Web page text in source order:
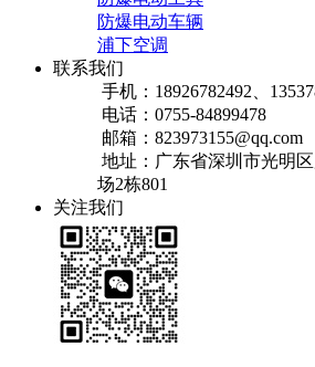
防爆电动车辆
浦下空调
联系我们
手机：18926782492、
电话：0755-84899478
邮箱：823973155@qq.com
地址：广东省深圳市光明
场2栋801
关注我们